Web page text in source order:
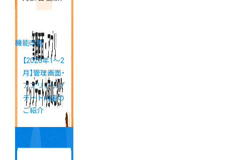
機能改善
【2026年1～2
月】管理画面・
アプリアップ
デート内容の
ご紹介